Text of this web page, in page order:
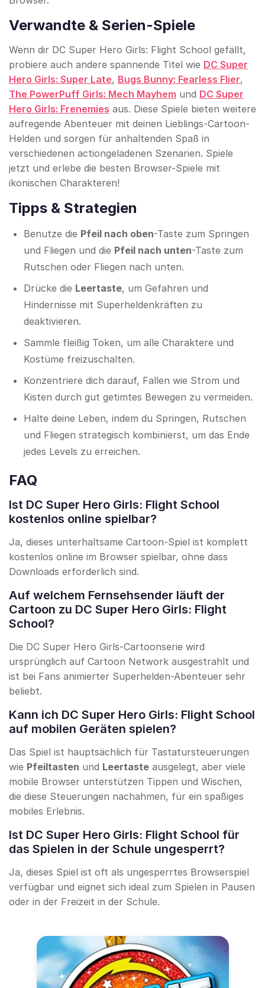
Verwandte & Serien-Spiele
Wenn dir DC Super Hero Girls: Flight School gefällt,
probiere auch andere spannende Titel wie DC Super
Hero Girls: Super Late, Bugs Bunny: Fearless Flier,
The PowerPuff Girls: Mech Mayhem und DC Super
Hero Girls: Frenemies aus. Diese Spiele bieten weitere
aufregende Abenteuer mit deinen Lieblings-Cartoon-
Helden und sorgen für anhaltenden Spaß in
verschiedenen actiongeladenen Szenarien. Spiele
jetzt und erlebe die besten Browser-Spiele mit
ikonischen Charakteren!
Tipps & Strategien
Benutze die Pfeil nach oben-Taste zum Springen
und Fliegen und die Pfeil nach unten-Taste zum
Rutschen oder Fliegen nach unten.
Drücke die Leertaste, um Gefahren und
Hindernisse mit Superheldenkräften zu
deaktivieren.
Sammle fleißig Token, um alle Charaktere und
Kostüme freizuschalten.
Konzentriere dich darauf, Fallen wie Strom und
Kisten durch gut getimtes Bewegen zu vermeiden.
Halte deine Leben, indem du Springen, Rutschen
und Fliegen strategisch kombinierst, um das Ende
jedes Levels zu erreichen.
FAQ
Ist DC Super Hero Girls: Flight School
kostenlos online spielbar?
Ja, dieses unterhaltsame Cartoon-Spiel ist komplett
kostenlos online im Browser spielbar, ohne dass
Downloads erforderlich sind.
Auf welchem Fernsehsender läuft der
Cartoon zu DC Super Hero Girls: Flight
School?
Die DC Super Hero Girls-Cartoonserie wird
ursprünglich auf Cartoon Network ausgestrahlt und
ist bei Fans animierter Superhelden-Abenteuer sehr
beliebt.
Kann ich DC Super Hero Girls: Flight School
auf mobilen Geräten spielen?
Das Spiel ist hauptsächlich für Tastatursteuerungen
wie Pfeiltasten und Leertaste ausgelegt, aber viele
mobile Browser unterstützen Tippen und Wischen,
die diese Steuerungen nachahmen, für ein spaßiges
mobiles Erlebnis.
Ist DC Super Hero Girls: Flight School für
das Spielen in der Schule ungesperrt?
Ja, dieses Spiel ist oft als ungesperrtes Browserspiel
verfügbar und eignet sich ideal zum Spielen in Pausen
oder in der Freizeit in der Schule.